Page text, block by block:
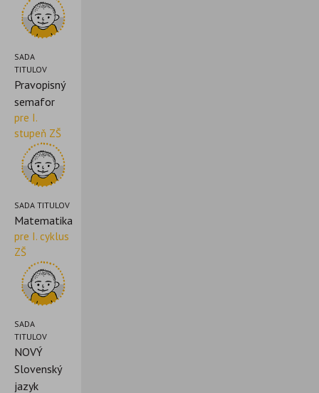
SADA
TITULOV
Pravopisný
semafor
pre I.
stupeň ZŠ
SADA TITULOV
Matematika
pre I. cyklus
ZŠ
SADA
TITULOV
NOVÝ
Slovenský
jazyk